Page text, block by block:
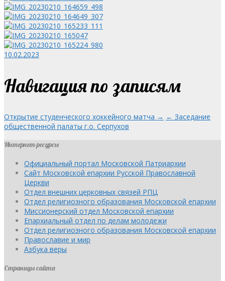
10.02.2023
Навигация по записям
Открытие студенческого хоккейного матча → ← Заседание
общественной палаты г.о. Серпухов
Интернет-ресурсы
Официальный портал Московской Патриархии
Сайт Московской епархии Русской Православной
Церкви
Отдел внешних церковных связей РПЦ
Отдел религиозного образования Московской епархии
Миссионерский отдел Московской епархии
Епархиальный отдел по делам молодежи
Отдел религиозного образования Московской епархии
Православие и мир
Азбука веры
Страницы сайта